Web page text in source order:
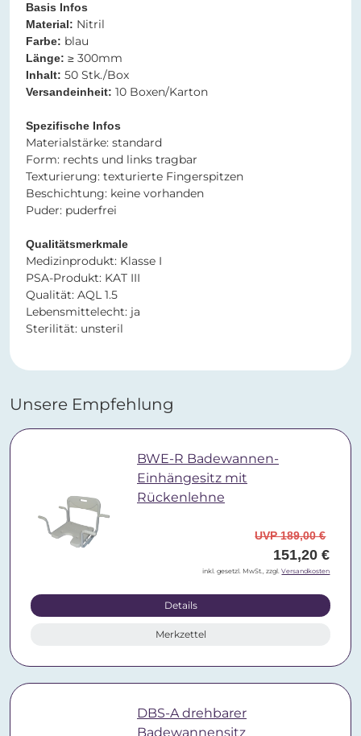
Basis Infos
Material: Nitril​​
Farbe: blau​​​​​​​​​​​​​​
Länge: ≥ 300mm​​​​​​​
Inhalt: 50 Stk./Box
Versandeinheit: 10 Boxen/Karton
Spezifische Infos​​​​​​​
​​​​​​​Materialstärke: standard
Form: rechts und links tragbar
Texturierung: texturierte Fingerspitzen
Beschichtung: keine vorhanden
Puder: puderfrei
Qualitätsmerkmale
Medizinprodukt: Klasse I
PSA-Produkt: KAT III
Qualität: AQL 1.5
Lebensmittelecht: ja
Sterilität: unsteril
Unsere Empfehlung
BWE-R Badewannen-
Einhängesitz mit
Rückenlehne
UVP 189,00 €
151,20 €
inkl. gesetzl. MwSt., zzgl.Versandkosten
Details
Merkzettel
DBS-A drehbarer
Badewannensitz